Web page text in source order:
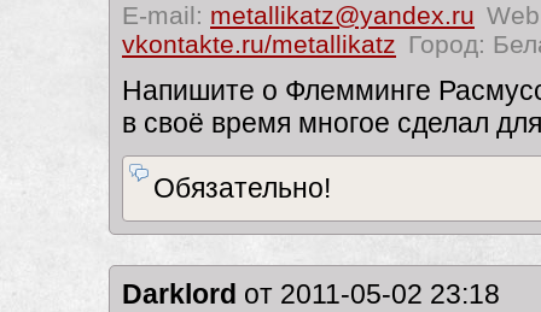
E-mail: metallikatz@yandex.ru
vkontakte.ru/metallikatz Город:
Напишите о Флемминге
в своё время многое сделал
Обязательно!
Darklord от 2011-05-02 23:18